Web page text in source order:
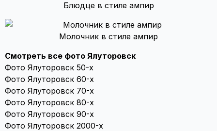
Блюдце в стиле ампир
Молочник в стиле ампир
Смотреть все фото Ялуторовск
Фото Ялуторовск 50-х
Фото Ялуторовск 60-х
Фото Ялуторовск 70-х
Фото Ялуторовск 80-х
Фото Ялуторовск 90-х
Фото Ялуторовск 2000-х